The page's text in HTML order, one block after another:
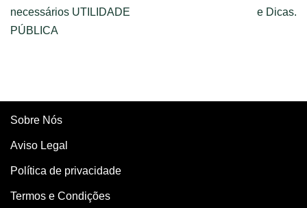
necessários UTILIDADE
PÚBLICA
e Dicas.
Sobre Nós
Aviso Legal
Política de privacidade
Termos e Condições